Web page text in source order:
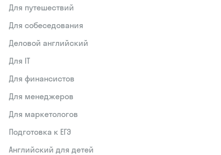
Для путешествий
Для собеседования
Деловой английский
Для IT
Для финансистов
Для менеджеров
Для маркетологов
Подготовка к ЕГЭ
Английский для детей